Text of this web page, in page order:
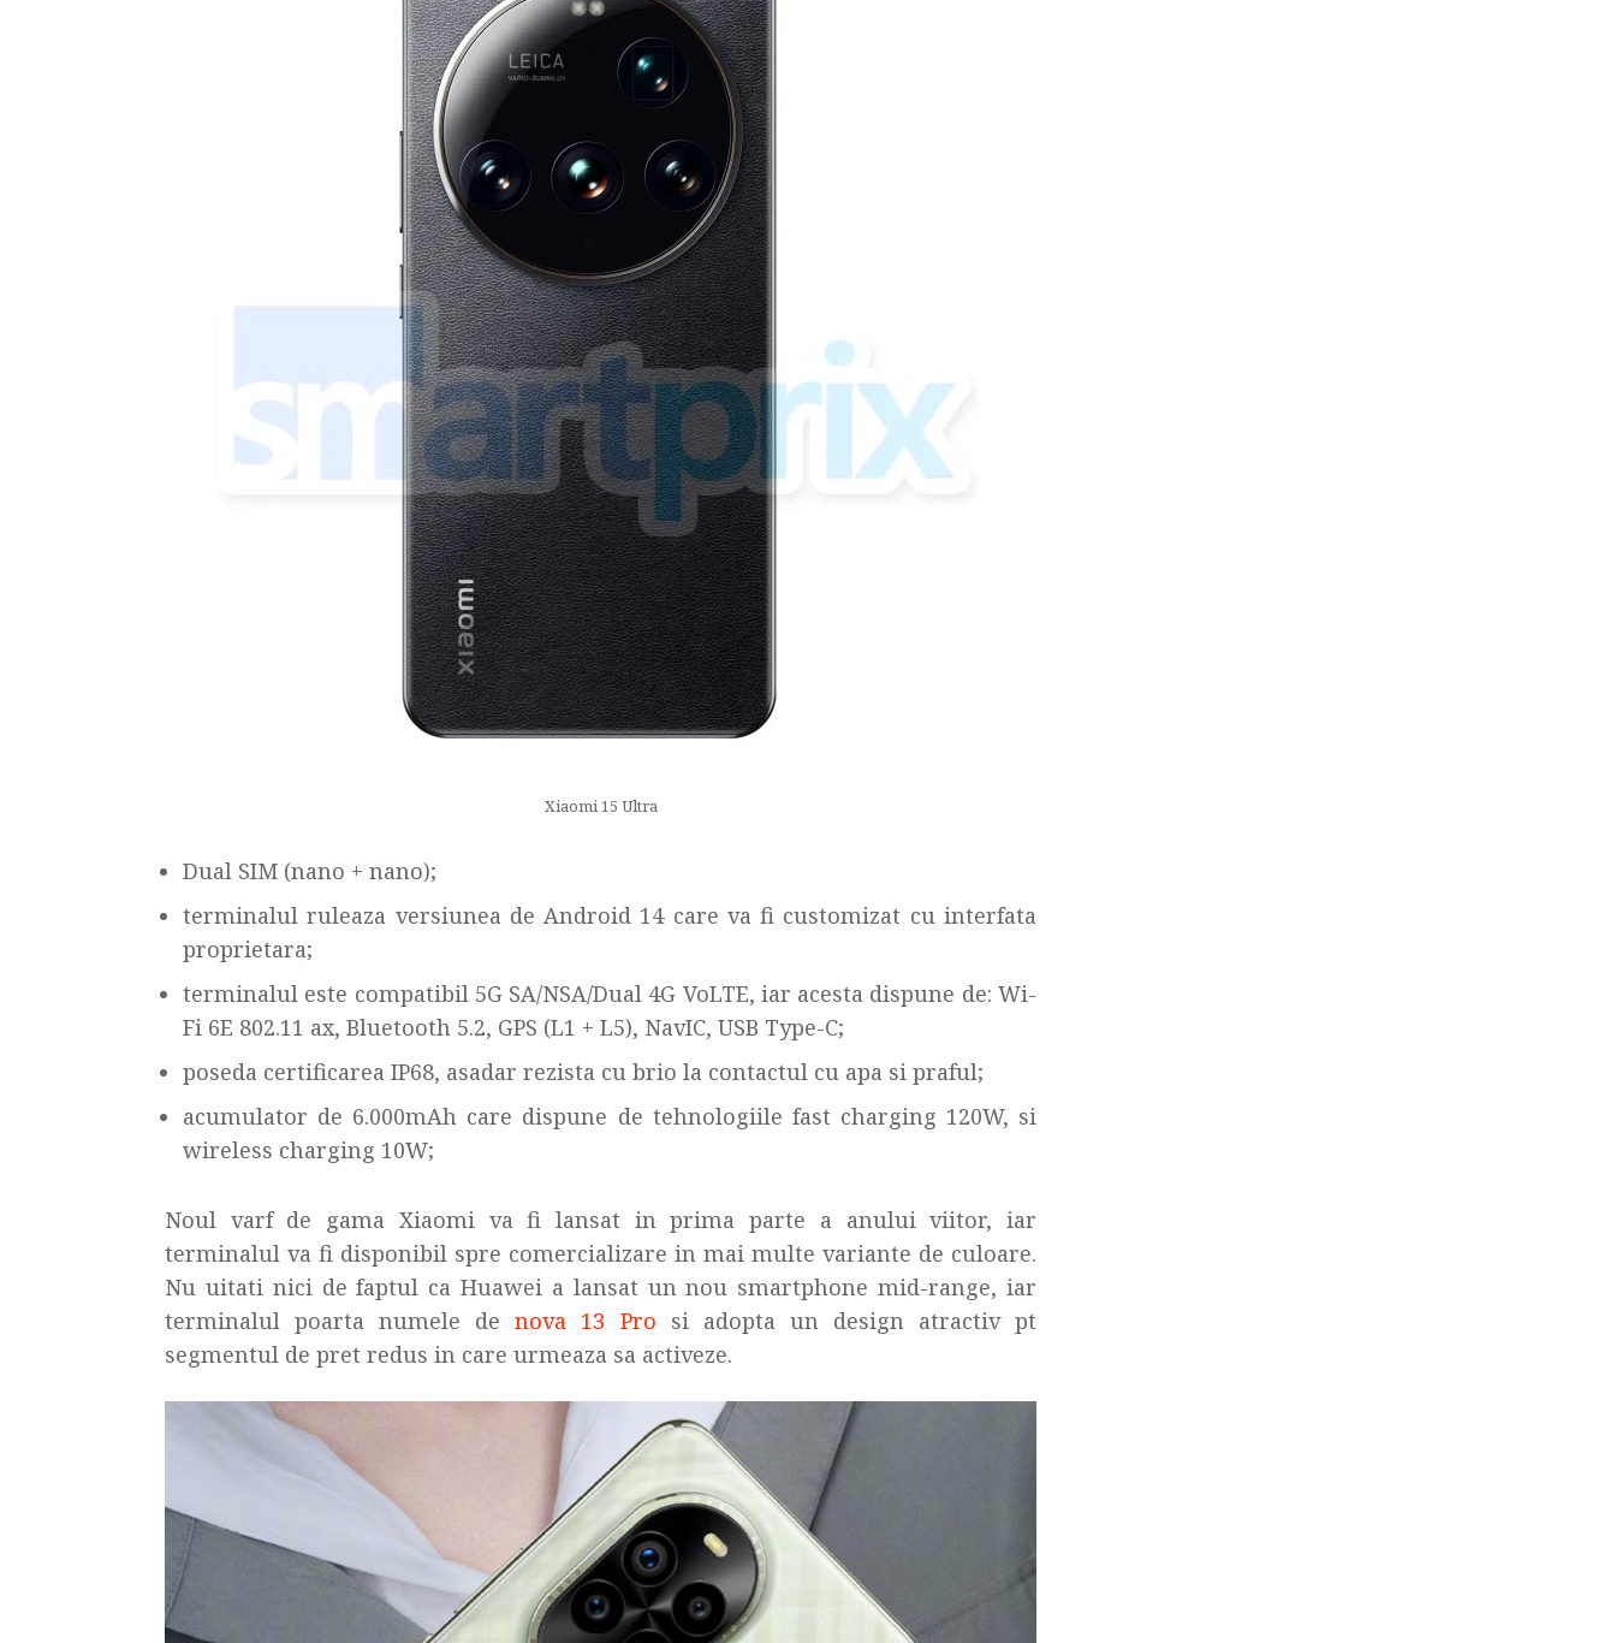
Xiaomi 15 Ultra
Dual SIM (nano + nano);
terminalul ruleaza versiunea de Android 14 care va fi customizat cu interfata
proprietara;
terminalul este compatibil 5G SA/NSA/Dual 4G VoLTE, iar acesta dispune de: Wi-
Fi 6E 802.11 ax, Bluetooth 5.2, GPS (L1 + L5), NavIC, USB Type-C;
poseda certificarea IP68, asadar rezista cu brio la contactul cu apa si praful;
acumulator de 6.000mAh care dispune de tehnologiile fast charging 120W, si
wireless charging 10W;
Noul varf de gama Xiaomi va fi lansat in prima parte a anului viitor, iar
terminalul va fi disponibil spre comercializare in mai multe variante de culoare.
Nu uitati nici de faptul ca Huawei a lansat un nou smartphone mid-range, iar
terminalul poarta numele denova 13 Pro si adopta un design atractiv pt
segmentul de pret redus in care urmeaza sa activeze.